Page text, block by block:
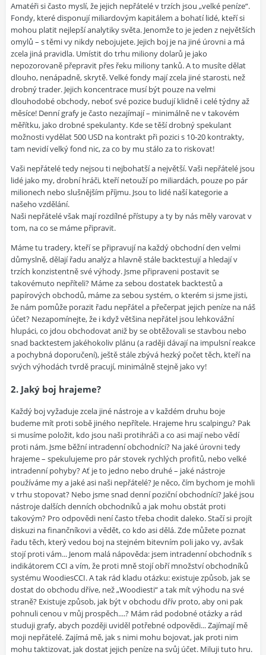
Amatéři si často myslí, že jejich nepřátelé v trzích jsou „velké peníze“.
Fondy, které disponují miliardovým kapitálem a bohatí lidé, kteří si
mohou platit nejlepší analytiky světa. Jenomže to je jeden z největších
omylů – s těmi vy nikdy nebojujete. Jejich boj je na jiné úrovni a má
zcela jiná pravidla. Umístit do trhu miliony dolarů je jako
nepozorovaně přepravit přes řeku miliony tanků. A to musíte dělat
dlouho, nenápadně, skrytě. Velké fondy mají zcela jiné starosti, než
drobný trader. Jejich koncentrace musí být pouze na velmi
dlouhodobé obchody, neboť své pozice budují klidně i celé týdny až
měsíce! Denní grafy je často nezajímají – minimálně ne v takovém
měřítku, jako drobné spekulanty. Kde se těší drobný spekulant
možnosti vydělat 500 USD na kontrakt při pozici s 10-20 kontrakty,
tam nevidí velký fond nic, za co by mu stálo za to riskovat!
Vaši nepřátelé tedy nejsou ti nejbohatší a největší. Vaši nepřátelé jsou
lidé jako my, drobní hráči, kteří netouží po miliardách, pouze po pár
milionech nebo slušnějším příjmu. Jsou to lidé naší kategorie a
našeho vzdělání.
Naši nepřátelé však mají rozdílné přístupy a ty by nás měly varovat v
tom, na co se máme připravit.
Máme tu tradery, kteří se připravují na každý obchodní den velmi
důmyslně, dělají řadu analýz a hlavně stále backtestují a hledají v
trzích konzistentně své výhody. Jsme připraveni postavit se
takovémuto nepříteli? Máme za sebou dostatek backtestů a
papírových obchodů, máme za sebou systém, o kterém si jsme jisti,
že nám pomůže porazit řadu nepřátel a přečerpat jejich peníze na náš
účet? Nezapomínejte, že i když většina nepřátel jsou lehkovážní
hlupáci, co jdou obchodovat aniž by se obtěžovali se stavbou nebo
snad backtestem jakéhokoliv plánu (a raději dávají na impulsní reakce
a pochybná doporučení), ještě stále zbývá hezký počet těch, kteří na
svých výhodách tvrdě pracují, minimálně stejně jako vy!
2. Jaký boj hrajeme?
Každý boj vyžaduje zcela jiné nástroje a v každém druhu boje
budeme mít proti sobě jiného nepřítele. Hrajeme hru scalpingu? Pak
si musíme položit, kdo jsou naši protihráči a co asi mají nebo vědí
proti nám. Jsme běžní intradenní obchodníci? Na jaké úrovni tedy
hrajeme – spekulujeme pro pár stovek rychlých profitů, nebo velké
intradenní pohyby? Ať je to jedno nebo druhé – jaké nástroje
používáme my a jaké asi naši nepřátelé? Je něco, čím bychom je mohli
v trhu stopovat? Nebo jsme snad denní poziční obchodníci? Jaké jsou
nástroje dalších denních obchodníků a jak mohu obstát proti
takovým? Pro odpovědi není často třeba chodit daleko. Stačí si projít
diskuzi na finančníkovi a vědět, co kdo asi dělá. Zde můžete poznat
řadu těch, který vedou boj na stejném bitevním poli jako vy, avšak
stojí proti vám... Jenom malá nápověda: jsem intradenní obchodník s
indikátorem CCI a vím, že proti mně stojí obří množství obchodníků
systému WoodiesCCI. A tak rád kladu otázku: existuje způsob, jak se
dostat do obchodu dříve, než „Woodiesti“ a tak mít výhodu na své
straně? Existuje způsob, jak být v obchodu dřív proto, aby oni pak
pohnuli cenou v můj prospěch....? Mám rád podobné otázky a rád
studuji grafy, abych později uviděl potřebné odpovědi... Zajímají mě
moji nepřátelé. Zajímá mě, jak s nimi mohu bojovat, jak proti nim
mohu taktizovat, jak dostat jejich peníze na svůj účet. Miluji tuto hru.